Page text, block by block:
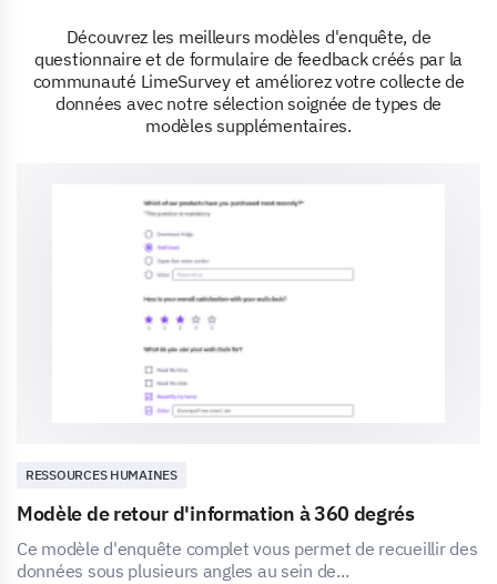
Découvrez les meilleurs modèles d'enquête, de
questionnaire et de formulaire de feedback créés par la
communauté LimeSurvey et améliorez votre collecte de
données avec notre sélection soignée de types de
modèles supplémentaires.
RESSOURCES HUMAINES
Modèle de retour d'information à 360 degrés
Ce modèle d'enquête complet vous permet de recueillir des
données sous plusieurs angles au sein de...